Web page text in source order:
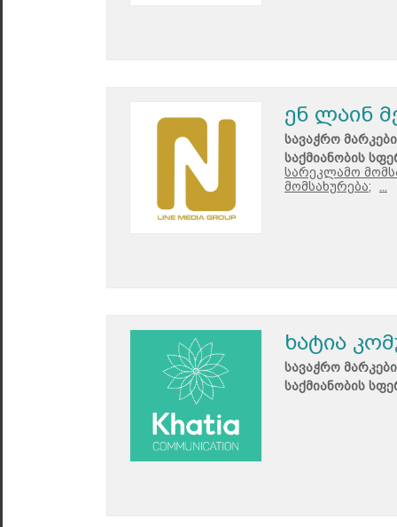
ენ ლაინ
სავაჭრო
საქმიანობის
სარეკლამო
მომსახურება;
ხატია
სავაჭრო
საქმიანობის